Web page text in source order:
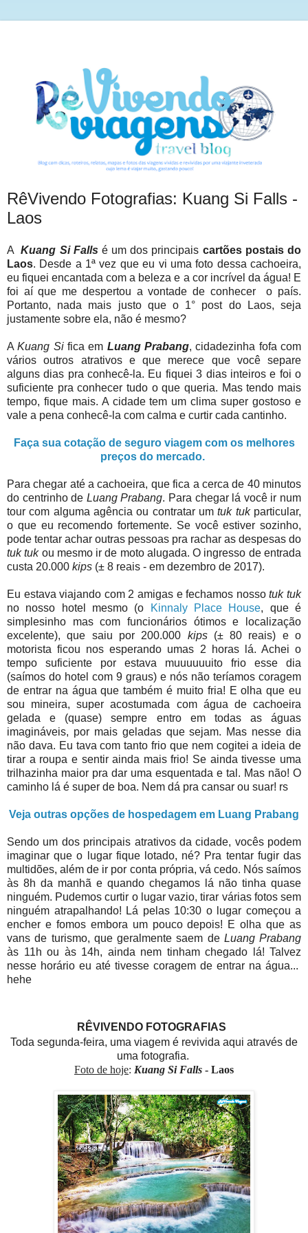
RêVivendo Fotografias: Kuang Si Falls -
Laos
A Kuang Si Falls é um dos principais cartões postais do
Laos. Desde a 1ª vez que eu vi uma foto dessa cachoeira,
eu fiquei encantada com a beleza e a cor incrível da água! E
foi aí que me despertou a vontade de conhecer o país.
Portanto, nada mais justo que o 1° post do Laos, seja
justamente sobre ela, não é mesmo?
AKuang Sifica em Luang Prabang, cidadezinha fofa com
vários outros atrativos e que merece que você separe
alguns dias pra conhecê-la. Eu fiquei 3 dias inteiros e foi o
suficiente pra conhecer tudo o que queria. Mas tendo mais
tempo, fique mais. A cidade tem um clima super gostoso e
vale a pena conhecê-la com calma e curtir cada cantinho.
Faça sua cotação de seguro viagem com os melhores
preços do mercado.
Para chegar até a cachoeira, que fica a cerca de 40 minutos
do centrinho de Luang Prabang. Para chegar lá você ir num
tour com alguma agência ou contratar umtuk tukparticular,
o que eu recomendo fortemente. Se você estiver sozinho,
pode tentar achar outras pessoas pra rachar as despesas do
tuk tuk ou mesmo ir de moto alugada. O ingresso de entrada
custa 20.000 kips (± 8 reais - em dezembro de 2017).
Eu estava viajando com 2 amigas e fechamos nossotuk tuk
no nosso hotel mesmo (o
Kinnaly Place House, que é
simplesinho mas com funcionários ótimos e localização
excelente), que saiu por 200.000 kips(± 80 reais) e o
motorista ficou nos esperando umas 2 horas lá. Achei o
tempo suficiente por estava muuuuuuito frio esse dia
(saímos do hotel com 9 graus) e nós não teríamos coragem
de entrar na água que também é muito fria! E olha que eu
sou mineira, super acostumada com água de cachoeira
gelada e (quase) sempre entro em todas as águas
imagináveis, por mais geladas que sejam. Mas nesse dia
não dava. Eu tava com tanto frio que nem cogitei a ideia de
tirar a roupa e sentir ainda mais frio! Se ainda tivesse uma
trilhazinha maior pra dar uma esquentada e tal. Mas não! O
caminho lá é super de boa. Nem dá pra cansar ou suar! rs
Veja outras opções de hospedagem em Luang Prabang
Sendo um dos principais atrativos da cidade, vocês podem
imaginar que o lugar fique lotado, né? Pra tentar fugir das
multidões, além de ir por conta própria, vá cedo. Nós saímos
às 8h da manhã e quando chegamos lá não tinha quase
ninguém. Pudemos curtir o lugar vazio, tirar várias fotos sem
ninguém atrapalhando! Lá pelas 10:30 o lugar começou a
encher e fomos embora um pouco depois! E olha que as
vans de turismo, que geralmente saem deLuang Prabang
às 11h ou às 14h, ainda nem tinham chegado lá! Talvez
nesse horário eu até tivesse coragem de entrar na água...
hehe
RÊVIVENDO FOTOGRAFIAS
Toda segunda-feira, uma viagem é revivida aqui através de
uma fotografia.
Foto de hoje: Kuang Si Falls - Laos